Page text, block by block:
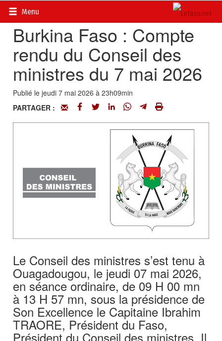
Menu
Accueil>
Burkina Faso : Compte
rendu du Conseil des
ministres du 7 mai 2026
Publié le jeudi 7 mai 2026 à 23h09min
PARTAGER :
Le Conseil des ministres s’est tenu à
Ouagadougou, le jeudi 07 mai 2026,
en séance ordinaire, de 09 H 00 mn
à 13 H 57 mn, sous la présidence de
Son Excellence le Capitaine Ibrahim
TRAORE, Président du Faso,
Président du Conseil des ministres. Il